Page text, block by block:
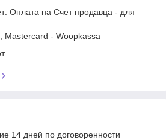
Оплата на Счет продавца - для
Mastercard - Woopkassa
14 дней по договоренности